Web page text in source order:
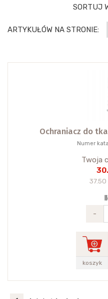
SORTUJ
ARTYKUŁÓW NA STRONIE:
Ochraniacz do
Numer
Twoja
37.50
-
koszyk